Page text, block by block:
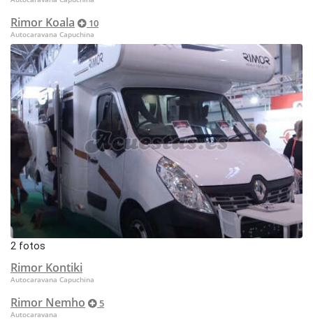
Rimor Koala 10
Autocaravana Capuchina
2 fotos
Rimor Kontiki
Autocaravana Capuchina
Rimor Nemho 5
Autocaravana